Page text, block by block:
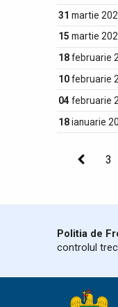
31 martie
15 martie
18februarie
10februarie
04 februarie
18ianuarie
3
Politia de
controlul